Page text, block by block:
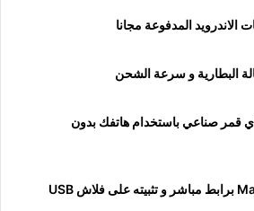
الاندرويد المدفوعة مجانا
قمر صناعي باستخدام هاتفك بدون
تحميل نسخة MacOS Sierra برابط مباشر و تثبيته على فلاش USB